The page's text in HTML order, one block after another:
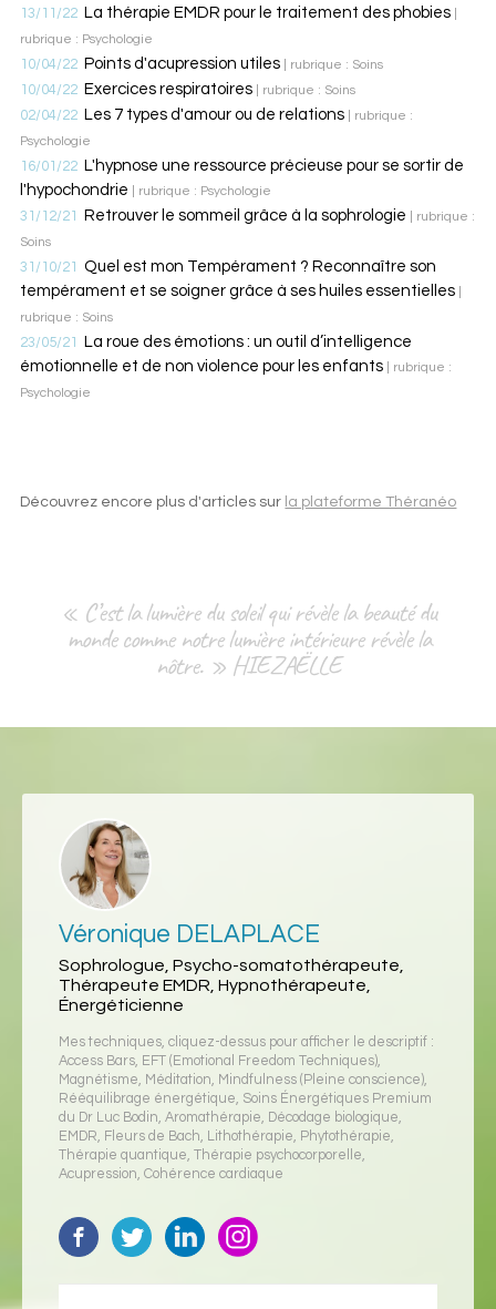
13/11/22 La thérapie EMDR pour le traitement des phobies
rubrique : Psychologie
10/04/22 Points d'acupression utiles | rubrique : Soins
10/04/22 Exercices respiratoires | rubrique : Soins
02/04/22 Les 7 types d'amour ou de relations
| rubrique :
Psychologie
16/01/22 L'hypnose une ressource précieuse pour se sortir de
l'hypochondrie
| rubrique : Psychologie
31/12/21 Retrouver le sommeil grâce à la sophrologie
| rubrique :
Soins
31/10/21
Quel est mon Tempérament ? Reconnaître son
tempérament et se soigner grâce à ses huiles essentielles
rubrique : Soins
23/05/21
La roue des émotions : un outil d’intelligence
émotionnelle et de non violence pour les enfants
| rubrique :
Psychologie
Découvrez encore plus d'articles sur la plateforme Théranéo
« C’est la lumière du soleil qui révèle la beauté du
monde comme notre lumière intérieure révèle la
nôtre. » HIEZAËLLE
Véronique DELAPLACE
Sophrologue, Psycho-somatothérapeute,
Thérapeute EMDR, Hypnothérapeute,
Énergéticienne
Mes techniques, cliquez-dessus pour afficher le descriptif :
Access Bars, EFT (Emotional Freedom Techniques),
Magnétisme, Méditation, Mindfulness (Pleine conscience),
Rééquilibrage énergétique, Soins Énergétiques Premium
du Dr Luc Bodin, Aromathérapie, Décodage biologique,
EMDR, Fleurs de Bach, Lithothérapie, Phytothérapie,
Thérapie quantique, Thérapie psychocorporelle,
Acupression, Cohérence cardiaque